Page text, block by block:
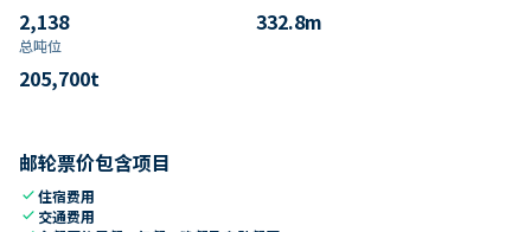
2,138 332.8m
总吨位
205,700t
邮轮票价包含项目
check住宿费用
check 交通费用